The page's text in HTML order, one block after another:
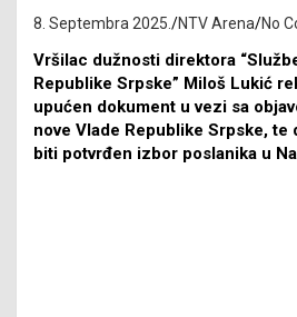
8. Septembra 2025. NTV Arena No
Vršilac dužnosti direktora
Republike Srpske” Miloš Lukić
upućen dokument u vezi sa
nove Vlade Republike Srpske, te
biti potvrđen izbor poslanika u